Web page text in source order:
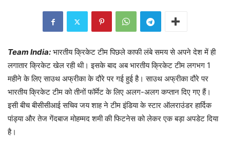
Team India: भारतीय क्रिकेट टीम पिछले काफी लंबे समय से अपने देश में ही
लगातार क्रिकेट खेल रही थी। इसके बाद अब भारतीय क्रिकेट टीम लगभग 1
महीने के लिए साउथ अफ्रीका के दौरे पर गई हुई है। साउथ अफ्रीका दौरे पर
भारतीय क्रिकेट टीम को तीनों फॉर्मेट के लिए अलग-अलग कप्तान दिए गए हैं।
इसी बीच बीसीसीआई सचिव जय शाह ने टीम इंडिया के स्टार ऑलराउंडर हार्दिक
पांड्या और तेज गेंदबाज मोहम्मद शमी की फिटनेस को लेकर एक बड़ा अपडेट दिया
है।